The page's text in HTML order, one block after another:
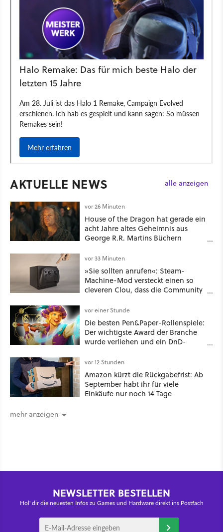
AKTUELLE NEWS alle anzeigen
vor 26 Minuten
House of the Dragon hat gerade ein
acht Jahre altes Geheimnis aus
George R.R. Martins Büchern
vor 33 Minuten
»Sie sollten anrufen«: Steam-
Machine-Mod versteckt einen so
cleveren Clou, dass die Community
gleich so macht
vor einer Stunde
Die besten Pen&Paper-Rollenspiele:
Der wichtigste Award der Branche
wurde verliehen und ein DnD-
vor 12 Stunden
Amazon kürzt die Rückgabefrist: Ab
September habt ihr für viele
Einkäufe nur noch 14 Tage
mehr anzeigen
NEWSLETTER BESTELLEN
Hol' dir die neuesten Infos zu Games und Hardware direkt ins Postfach